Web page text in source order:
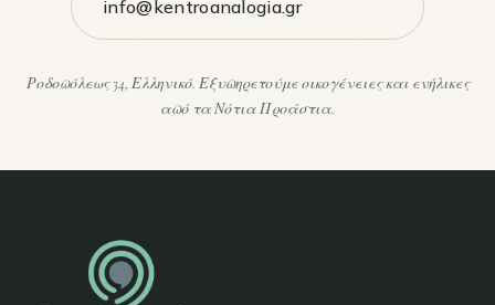
info@kentroanalogia.gr
Ροδοπόλεως 34, Ελληνικό. Εξυπηρετούμε οικογένειες και ενήλικες
από τα Νότια Προάστια.